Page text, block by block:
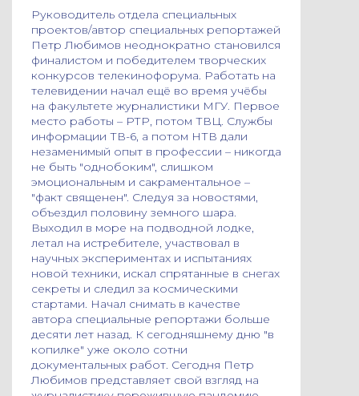
Руководитель отдела специальных
проектов/автор специальных репортажей
Петр Любимов неоднократно становился
финалистом и победителем творческих
конкурсов телекинофорума. Работать на
телевидении начал ещё во время учёбы
на факультете журналистики МГУ. Первое
место работы – РТР, потом ТВЦ. Службы
информации ТВ-6, а потом НТВ дали
незаменимый опыт в профессии – никогда
не быть "однобоким", слишком
эмоциональным и сакраментальное –
"факт священен". Следуя за новостями,
объездил половину земного шара.
Выходил в море на подводной лодке,
летал на истребителе, участвовал в
научных экспериментах и испытаниях
новой техники, искал спрятанные в снегах
секреты и следил за космическими
стартами. Начал снимать в качестве
автора специальные репортажи больше
десяти лет назад. К сегодняшнему дню "в
копилке" уже около сотни
документальных работ. Сегодня Петр
Любимов представляет свой взгляд на